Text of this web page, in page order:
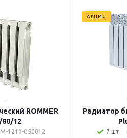
ROMMER
80/12
1210-050012
АКЦИЯ
Радиатор
7 шт.